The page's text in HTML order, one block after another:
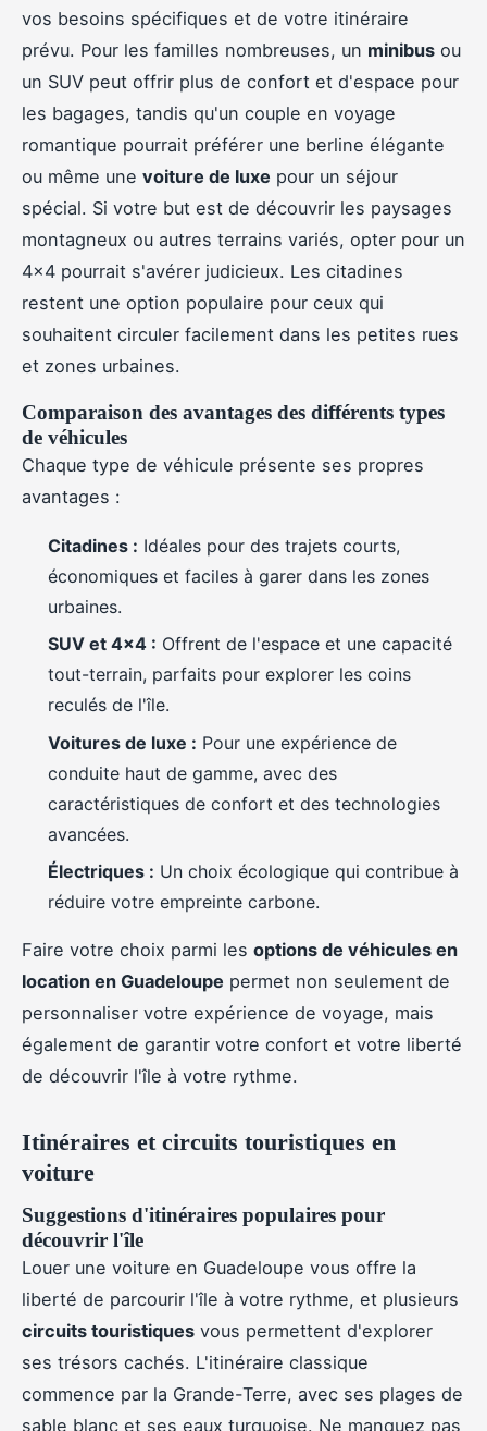
vos besoins spécifiques et de votre itinéraire
prévu. Pour les familles nombreuses, un minibus ou
un SUV peut offrir plus de confort et d'espace pour
les bagages, tandis qu'un couple en voyage
romantique pourrait préférer une berline élégante
ou même une voiture de luxe pour un séjour
spécial. Si votre but est de découvrir les paysages
montagneux ou autres terrains variés, opter pour un
4x4 pourrait s'avérer judicieux. Les citadines
restent une option populaire pour ceux qui
souhaitent circuler facilement dans les petites rues
et zones urbaines.
Comparaison des avantages des différents types
de véhicules
Chaque type de véhicule présente ses propres
avantages :
Citadines : Idéales pour des trajets courts,
économiques et faciles à garer dans les zones
urbaines.
SUV et 4x4 : Offrent de l'espace et une capacité
tout-terrain, parfaits pour explorer les coins
reculés de l'île.
Voitures de luxe : Pour une expérience de
conduite haut de gamme, avec des
caractéristiques de confort et des technologies
avancées.
Électriques : Un choix écologique qui contribue à
réduire votre empreinte carbone.
Faire votre choix parmi les options de véhicules en
location en Guadeloupe permet non seulement de
personnaliser votre expérience de voyage, mais
également de garantir votre confort et votre liberté
de découvrir l'île à votre rythme.
Itinéraires et circuits touristiques en
voiture
Suggestions d'itinéraires populaires pour
découvrir l'île
Louer une voiture en Guadeloupe vous offre la
liberté de parcourir l'île à votre rythme, et plusieurs
circuits touristiques vous permettent d'explorer
ses trésors cachés. L'itinéraire classique
commence par la Grande-Terre, avec ses plages de
sable blanc et ses eaux turquoise. Ne manquez pas